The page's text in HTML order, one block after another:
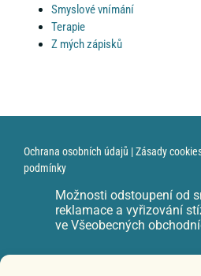
Smyslové vnímání
Terapie
Z mých zápisků
Ochrana osobních údajů |Zásady
podmínky
Možnosti odstoupení od
reklamace a vyřizování
ve Všeobecných